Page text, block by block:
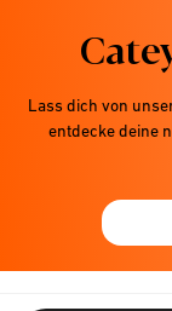
Lass dich von
entdecke deine